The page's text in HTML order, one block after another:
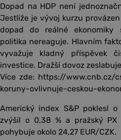
Dopad na HDP není
Jestliže je vývoj kurzu
dopad do reálné ekonomiky
politika nereaguje. Hlavním
vyvažuje kladný příspěvek
investice. Dražší dovoz
Více zde: https://www.cnb.cz/
koruny-ovlivnuje-ceskou-
Americký index S&P poklesl
zvýšil o 0,38 % a pražský PX
pohybuje okolo 24,27 EUR/CZK.